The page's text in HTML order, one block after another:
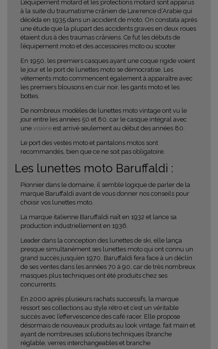
L’équipement motard et les protections motard sont apparus
à la suite du traumatisme crânien de Lawrence d’Arabie qui
décéda en 1935 dans un accident de moto. On constata après
une étude que la plupart des accidents graves en deux roues
étaient dus à des traumas crâniens. Ce fut les débuts de
l’équipement moto et des accessoires moto ou scooter.
En 1950, les premiers casques ayant une coque rigide voient
le jour et le port de lunettes moto se démocratise. Les
vêtements moto commencent également à apparaître avec
les premiers blousons en cuir noir, les gants moto et les
bottes.
De nombreux modèles de lunettes moto vintage ont vu le
jour entre les années 50 et 80, car le casque intégral avec
une visière est arrivé seulement au début des années 80.
Le port des vestes moto et pantalons motos sont
recommandés, bien que ce ne soit pas obligatoire.
Les lunettes moto Baruffaldi :
Pionnier dans le domaine, il semble logique de parler de la
marque Baruffaldi avant de vous donner nos conseils pour
choisir vos lunettes moto.
La marque italienne Baruffaldi naît en 1932 et lance sa
production industriellement en 1936.
Leader dans la conception des lunettes de ski, elle lança
presque simultanément ses lunettes moto qui ont connu un
grand succès jusqu’en 1970. Baruffaldi fera face à un déclin
de ses ventes dans les années 70 à 90, car de très nombreux
masques plus techniques ont été produits chez ses
concurrents.
En 2000 après plusieurs rachats successifs, la marque
ressort ses collections au style rétro et c’est un véritable
succès avec l’effervescence des café racer. Elle propose
désormais de nouveaux produits au look vintage, fait main et
ayant de nombreuses solutions techniques (branche
réglable, verres interchangeables et branche